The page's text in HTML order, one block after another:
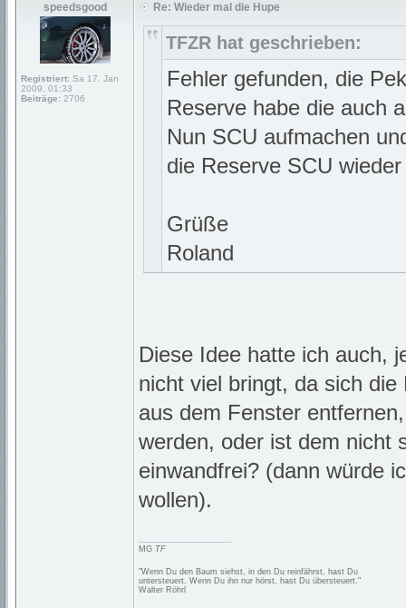
speedsgood
Registriert: Sa 17. Jan
2009, 01:33
Beiträge: 2706
Re: Wieder mal die Hupe
TFZR hat geschrieben:
Fehler gefunden, die
Reserve habe die auch
Nun SCU aufmachen
die Reserve SCU
Grüße
Roland
Diese Idee hatte ich auch,
nicht viel bringt, da sich
aus dem Fenster
werden, oder ist dem nicht
einwandfrei? (dann würde
wollen).
MG TF
"Wenn Du den Baum siehst, in den Du reinfährst, hast Du
untersteuert. Wenn Du ihn nur hörst, hast Du übersteuert."
Walter Röhrl